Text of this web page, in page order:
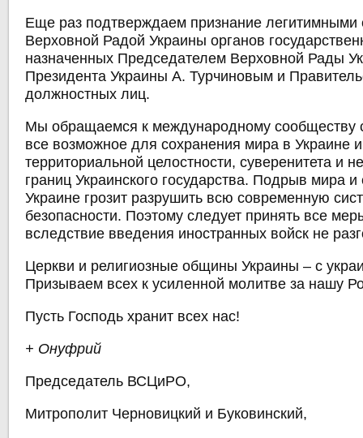
Еще раз подтверждаем признание
Верховной Радой Украины органов
назначенных Председателем Верховной Рады
Президента Украины А. Турчиновым и
должностных лиц.
Мы обращаемся к международному сообществу
все возможное для сохранения мира в Украине
территориальной целостности, суверенитета и
границ Украинского государства. Подрыв мира и
Украине грозит разрушить всю современную
безопасности. Поэтому следует принять все
вследствие введения иностранных войск не
Церкви и религиозные общины Украины – с
Призываем всех к усиленной молитве за нашу
Пусть Господь хранит всех нас!
+ Онуфрий
Председатель ВСЦиРО,
Митрополит Черновицкий и Буковинский,